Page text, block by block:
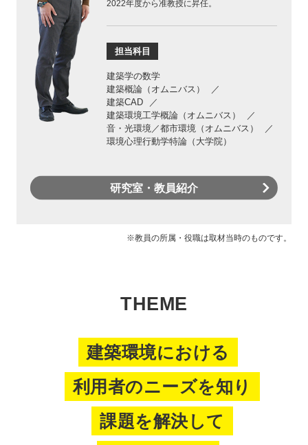
2022年度から准教授に昇任。
担当科目
建築学の数学
建築概論（オムニバス）
建築CAD
建築環境工学概論（オムニバス）
音・光環境／都市環境（オムニバス）
環境心理行動学特論（大学院）
研究室・教員紹介
※教員の所属・役職は取材当時のものです。
THEME
建築環境における
利用者のニーズを知り
課題を解決して